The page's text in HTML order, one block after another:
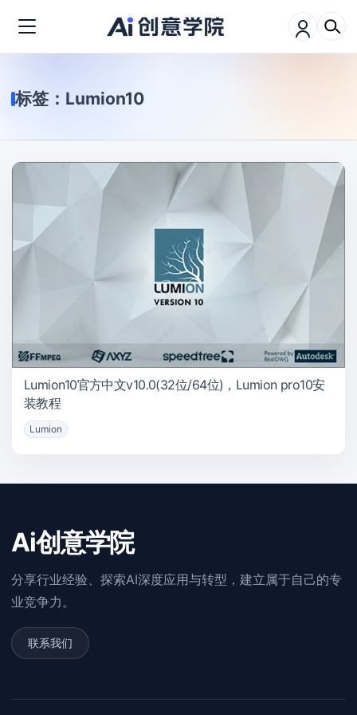
标签： Lumion10
Lumion10官方中文v10.0(32位/64位)，Lumion pro10安
装教程
Lumion
Ai创意学院
分享行业经验、探索AI深度应用与转型，建立属于自己的专
业竞争力。
联系我们